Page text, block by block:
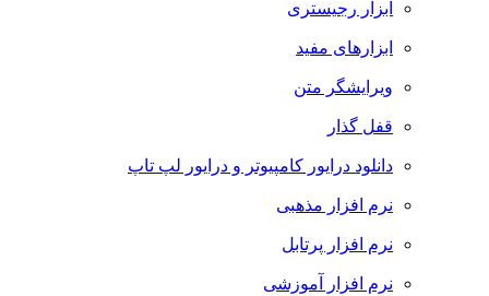
ابزار رجیستری
ابزارهای مفید
ویرایشگر متن
قفل گذار
دانلود درایور کامپیوتر و درایور لپ تاپ
نرم افزار مذهبی
نرم افزار پرتابل
نرم افزار آموزشی